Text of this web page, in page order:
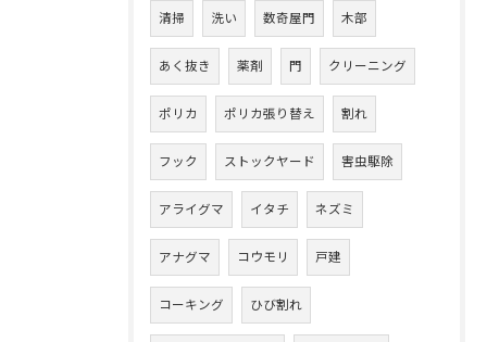
清掃 洗い 数奇屋門 木部
あく抜き 薬剤 門 クリーニング
ポリカ ポリカ張り替え 割れ
フック ストックヤード 害虫駆除
アライグマ イタチ ネズミ
アナグマ コウモリ 戸建
コーキング ひび割れ